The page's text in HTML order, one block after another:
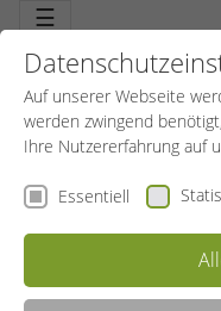
☰
Auf unserer Webseite
werden zwingend
Ihre Nutzererfahrung auf
Essentiell